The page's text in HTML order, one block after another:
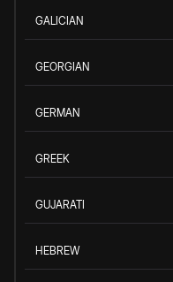
GALICIAN
GEORGIAN
GERMAN
GREEK
GUJARATI
HEBREW